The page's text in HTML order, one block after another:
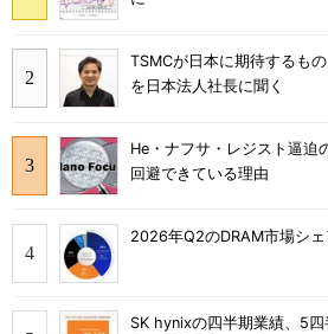
TSMCが日本に期待するも
を日本法人社長に聞く
He・ナフサ・レジスト逼
回避できている理由
2026年Q2のDRAM市場シ
SK hynixの四半期業績、5